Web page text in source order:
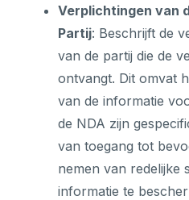
Verplichtingen van
Partij: Beschrijft de
van de partij die de
ontvangt. Dit omvat
van de informatie
de NDA zijn
van toegang tot
nemen van redelijke
informatie te